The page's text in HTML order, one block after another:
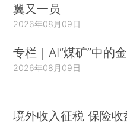
翼又一员
2026年08月09日
专栏｜AI“煤矿”中的
2026年08月09日
境外收入征税 保险收